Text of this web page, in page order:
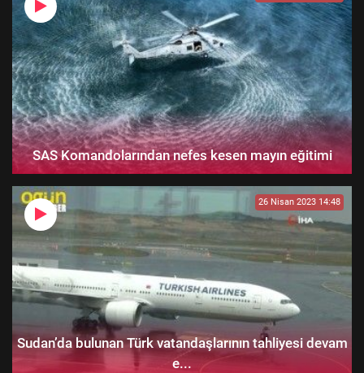
SAS Komandolarından nefes kesen mayın eğitimi
26 Nisan 2023 14:48
Sudan’da bulunan Türk vatandaşlarının tahliyesi devam
e...